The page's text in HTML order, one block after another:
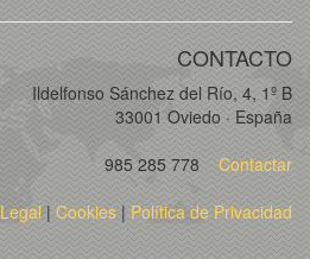
CONTACTO
Ildelfonso Sánchez del Río, 4, 1º B
33001 Oviedo · España
985 285 778
Contactar
| Cookies | Política de Privacidad